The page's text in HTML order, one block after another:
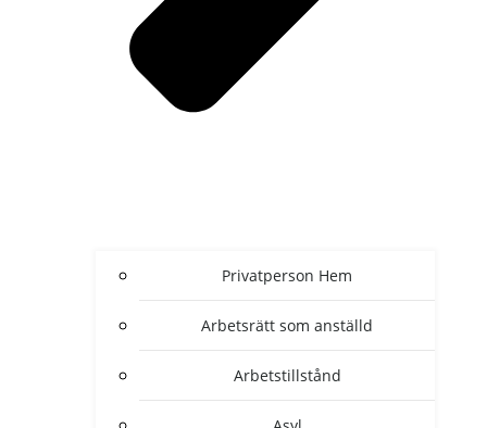
Privatperson Hem
Arbetsrätt som anställd
Arbetstillstånd